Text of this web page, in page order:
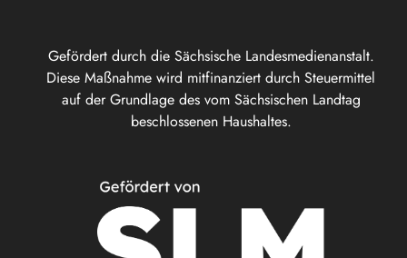
Gefördert durch die Sächsische Landesmedienanstalt.
Diese Maßnahme wird mitfinanziert durch Steuermittel
auf der Grundlage des vom Sächsischen Landtag
beschlossenen Haushaltes.